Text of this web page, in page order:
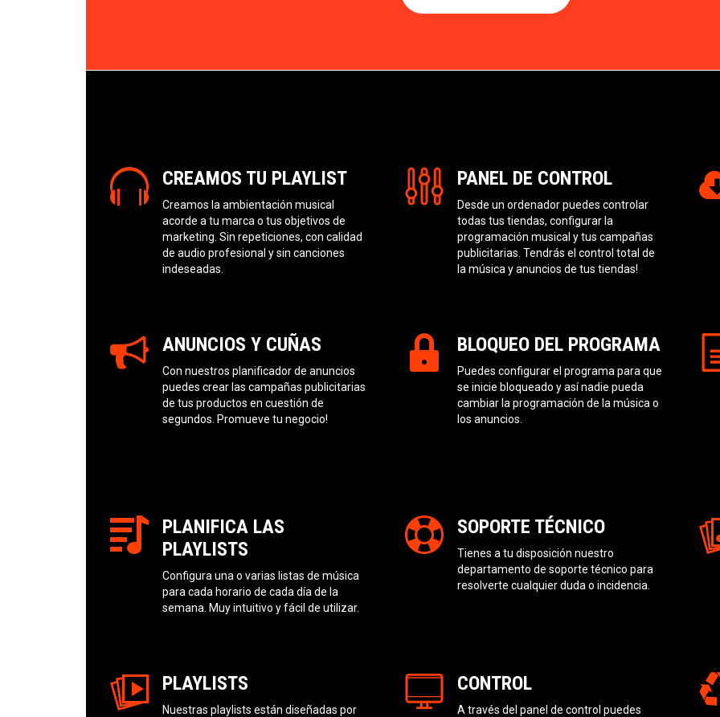
CREAMOS TU PLAYLIST
Creamos la ambientación musical
acorde a tu marca o tus objetivos de
marketing. Sin repeticiones, con calidad
de audio profesional y sin canciones
indeseadas.
PANEL DE CONTROL
Desde un ordenador puedes controlar
todas tus tiendas, configurar la
programación musical y tus campañas
publicitarias. Tendrás el control total de
la música y anuncios de tus tiendas!
ANUNCIOS Y CUÑAS
Con nuestros planificador de anuncios
puedes crear las campañas publicitarias
de tus productos en cuestión de
segundos. Promueve tu negocio!
BLOQUEO DEL PROGRAMA
Puedes configurar el programa para que
se inicie bloqueado y así nadie pueda
cambiar la programación de la música o
los anuncios.
PLANIFICA LAS
PLAYLISTS
Configura una o varias listas de música
para cada horario de cada día de la
semana. Muy intuitivo y fácil de utilizar.
SOPORTE TÉCNICO
Tienes a tu disposición nuestro
departamento de soporte técnico para
resolverte cualquier duda o incidencia.
PLAYLISTS
Nuestras playlists están diseñadas por
CONTROL
A través del panel de control puedes